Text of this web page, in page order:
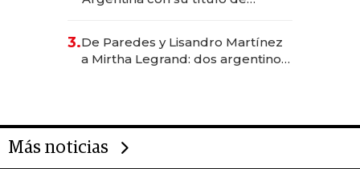
las marcas "fast premium"
3.De Paredes y Lisandro Martínez
a Mirtha Legrand: dos argentinos
Más noticias